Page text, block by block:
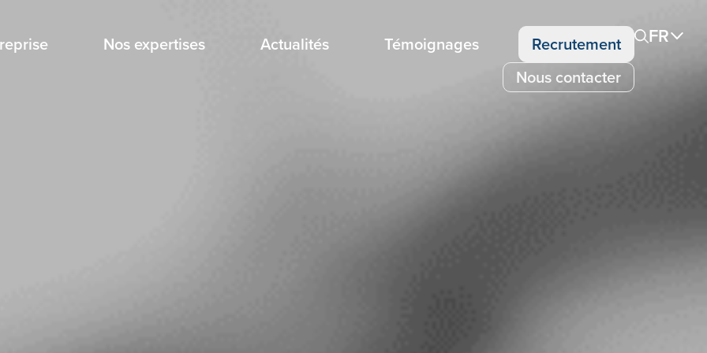
Nos expertises Actualités Témoignages
Recrutement
Nous contacter
FR